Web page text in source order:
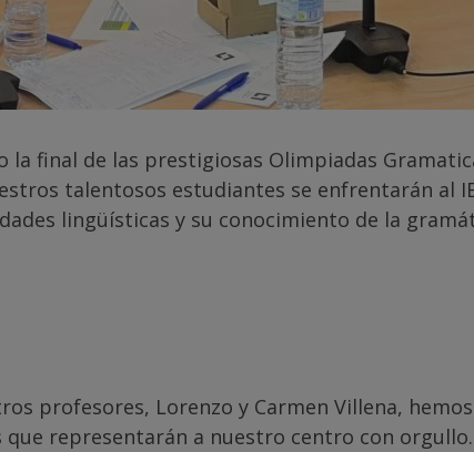
la final de las prestigiosas Olimpiadas
talentosos estudiantes se enfrentarán al
lingüísticas y su conocimiento de la
profesores, Lorenzo y Carmen Villena,
representarán a nuestro centro con orgullo.